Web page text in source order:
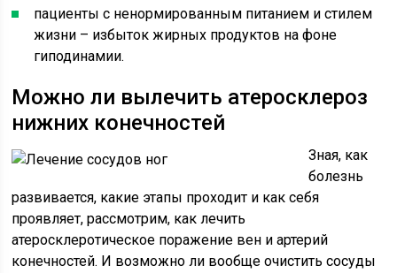
пациенты с ненормированным питанием и стилем
жизни – избыток жирных продуктов на фоне
гиподинамии.
Можно ли вылечить атеросклероз
нижних конечностей
Зная, как
болезнь
развивается, какие этапы проходит и как себя
проявляет, рассмотрим, как лечить
атеросклеротическое поражение вен и артерий
конечностей. И возможно ли вообще очистить сосуды